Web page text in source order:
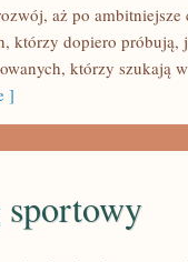
aż po ambitniejsze
którzy dopiero próbują,
którzy szukają
]